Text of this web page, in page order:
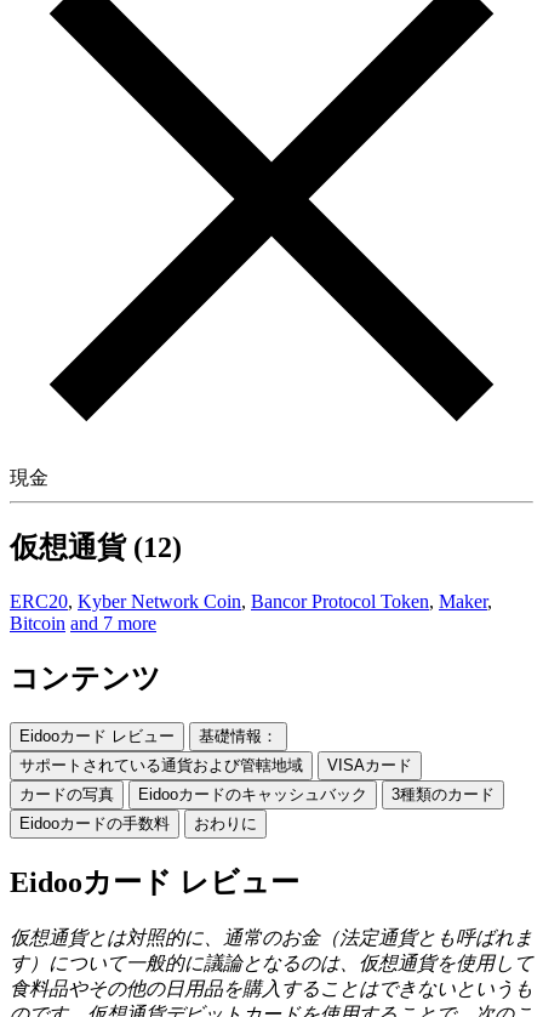
現金
仮想通貨 (12)
ERC20, Kyber Network Coin, Bancor Protocol Token, Maker,
Bitcoin and 7 more
コンテンツ
Eidooカード レビュー
基礎情報：
サポートされている通貨および管轄地域
VISAカード
カードの写真
Eidooカードのキャッシュバック
3種類のカード
Eidooカードの手数料
おわりに
Eidooカード レビュー
仮想通貨とは対照的に、通常のお金（法定通貨とも呼ばれま
す）について一般的に議論となるのは、仮想通貨を使用して
食料品やその他の日用品を購入することはできないというも